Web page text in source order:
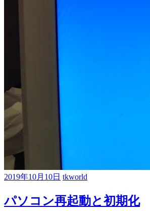
2019年10月10日 tkworld
パソコン再起動と初期化